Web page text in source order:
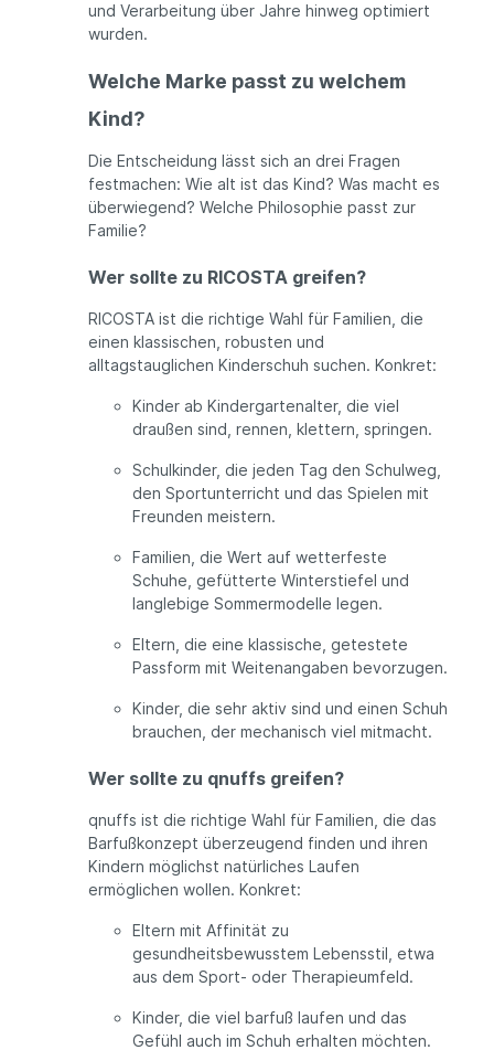
und Verarbeitung über Jahre hinweg optimiert
wurden.
Welche Marke passt zu welchem
Kind?
Die Entscheidung lässt sich an drei Fragen
festmachen: Wie alt ist das Kind? Was macht es
überwiegend? Welche Philosophie passt zur
Familie?
Wer sollte zu RICOSTA greifen?
RICOSTA ist die richtige Wahl für Familien, die
einen klassischen, robusten und
alltagstauglichen Kinderschuh suchen. Konkret:
Kinder ab Kindergartenalter, die viel
draußen sind, rennen, klettern, springen.
Schulkinder, die jeden Tag den Schulweg,
den Sportunterricht und das Spielen mit
Freunden meistern.
Familien, die Wert auf wetterfeste
Schuhe, gefütterte Winterstiefel und
langlebige Sommermodelle legen.
Eltern, die eine klassische, getestete
Passform mit Weitenangaben bevorzugen.
Kinder, die sehr aktiv sind und einen Schuh
brauchen, der mechanisch viel mitmacht.
Wer sollte zu qnuffs greifen?
qnuffs ist die richtige Wahl für Familien, die das
Barfußkonzept überzeugend finden und ihren
Kindern möglichst natürliches Laufen
ermöglichen wollen. Konkret:
Eltern mit Affinität zu
gesundheitsbewusstem Lebensstil, etwa
aus dem Sport- oder Therapieumfeld.
Kinder, die viel barfuß laufen und das
Gefühl auch im Schuh erhalten möchten.